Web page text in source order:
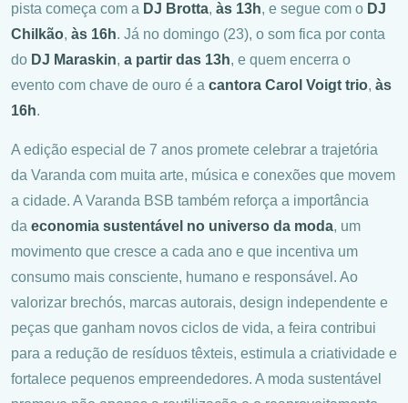
pista começa com a DJ Brotta, às 13h, e segue com o DJ
Chilkão, às 16h. Já no domingo (23), o som fica por conta
do DJ Maraskin, a partir das 13h, e quem encerra o
evento com chave de ouro é a cantora Carol Voigt trio, às
16h.
A edição especial de 7 anos promete celebrar a trajetória
da Varanda com muita arte, música e conexões que movem
a cidade. A Varanda BSB também reforça a importância
da economia sustentável no universo da moda, um
movimento que cresce a cada ano e que incentiva um
consumo mais consciente, humano e responsável. Ao
valorizar brechós, marcas autorais, design independente e
peças que ganham novos ciclos de vida, a feira contribui
para a redução de resíduos têxteis, estimula a criatividade e
fortalece pequenos empreendedores. A moda sustentável